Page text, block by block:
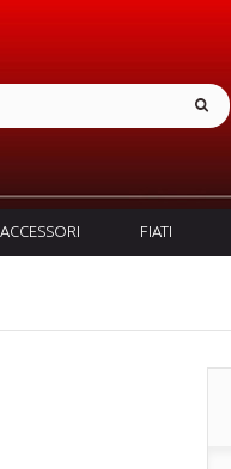
ACCESSORI FIATI